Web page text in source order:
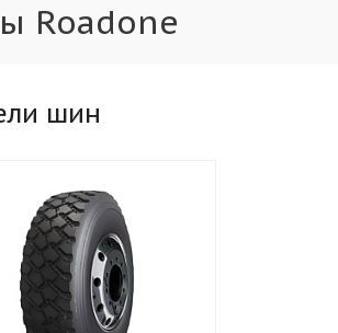
Roadone
шин